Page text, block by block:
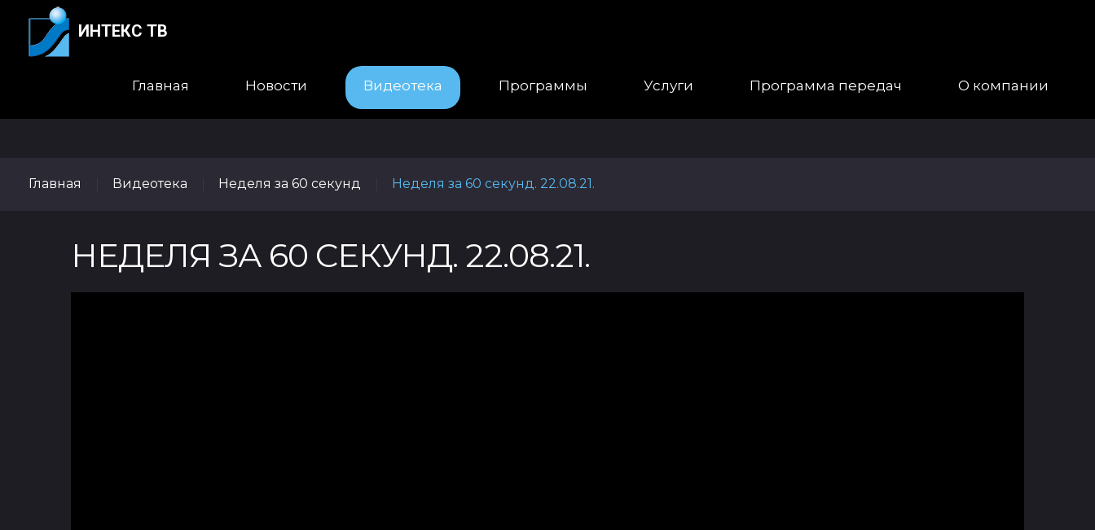
ИНТЕКС ТВ
Главная Новости Видеотека Программы Услуги Программа передач О компании
Главная Видеотека Неделя за 60 секунд Неделя за 60 секунд. 22.08.21.
НЕДЕЛЯ ЗА 60 СЕКУНД. 22.08.21.